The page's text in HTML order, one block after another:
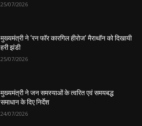
25/07/2026
मुख्यमंत्री ने ‘रन फॉर कारगिल हीरोज’ मैराथॉन को दिखायी
हरी झंडी
25/07/2026
मुख्यमंत्री ने जन समस्याओं के त्वरित एवं समयबद्ध
समाधान के दिए निर्देश
24/07/2026